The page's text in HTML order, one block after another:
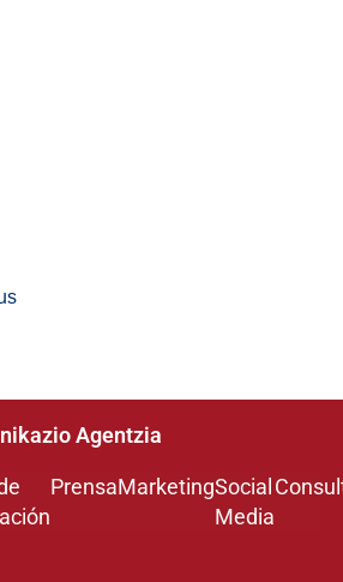
Agentzia
PrensaMarketingSocial
Media